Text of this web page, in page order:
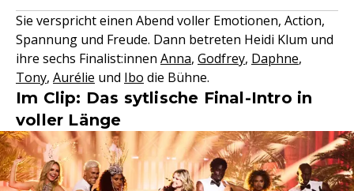
Sie verspricht einen Abend voller Emotionen, Action,
Spannung und Freude. Dann betreten Heidi Klum und
ihre sechs Finalist:innen Anna, Godfrey, Daphne,
Tony, Aurélie und Ibo die Bühne.
Im Clip: Das sytlische Final-Intro in
voller Länge